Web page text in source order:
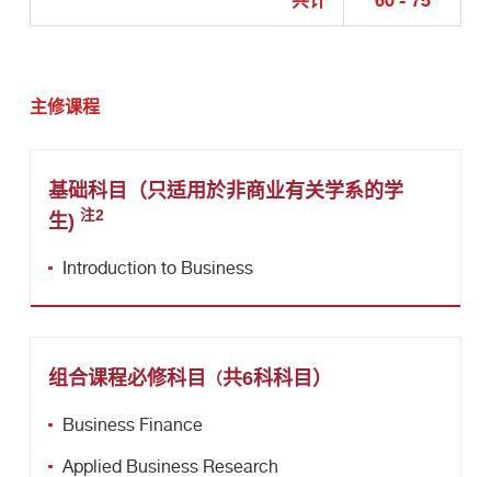
主修课程
基础科目（只适用於非商业有关学系的学
生) 注2
Introduction to Business
组合课程必修科目 （共6科科目 ）
Business Finance
Applied Business Research